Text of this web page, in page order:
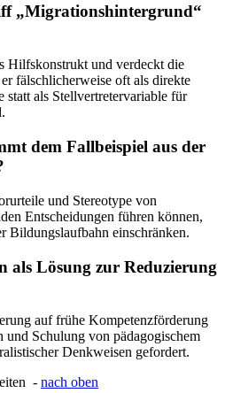
„Migrationshintergrund“
Hilfskonstrukt und verdeckt die
fälschlicherweise oft als direkte
als Stellvertretervariable für
dem Fallbeispiel aus der
und Stereotype von
Entscheidungen führen können,
Bildungslaufbahn einschränken.
als Lösung zur Reduzierung
auf frühe Kompetenzförderung
Schulung von pädagogischem
Denkweisen gefordert.
- nach oben